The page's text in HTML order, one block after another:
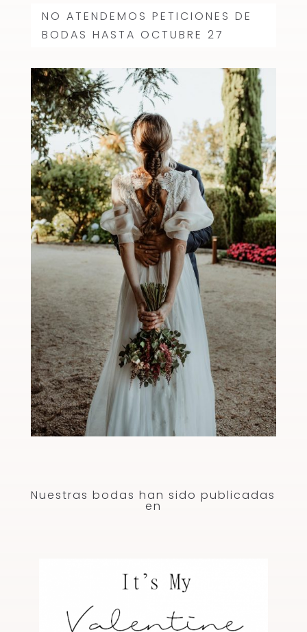
NO ATENDEMOS PETICIONES DE
BODAS HASTA OCTUBRE 27
Nuestras bodas han sido publicadas
en